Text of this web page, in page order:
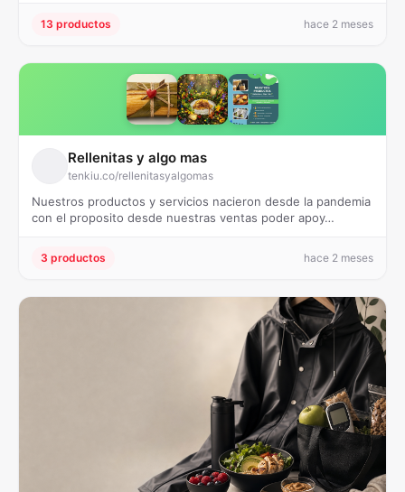
13 productos hace 2 meses
Rellenitas y algo mas
tenkiu.co/rellenitasyalgomas
Nuestros productos y servicios nacieron desde la pandemia
con el proposito desde nuestras ventas poder apoy…
3 productos hace 2 meses